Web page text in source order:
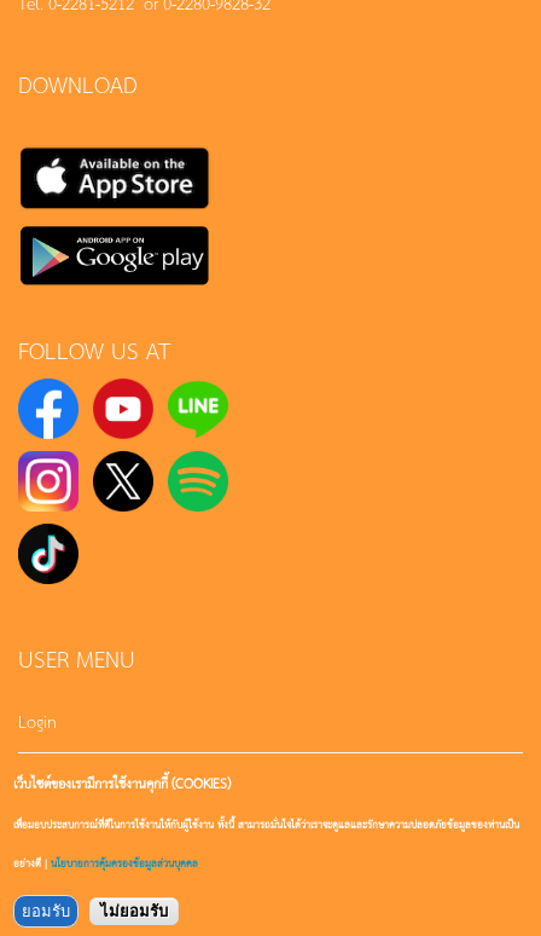
DOWNLOAD
FOLLOW US AT
USER MENU
Login
Sign up
User account
เว็บไซต์ของเรามีการใช้งานคุกกี้ (COOKIES)
เพื่อมอบประสบการณ์ที่ดีในการใช้งานให้กับผู้ใช้งาน ทั้งนี้ สามารถมั่นใจได้ว่าเราจะดูแลและรักษาความปลอดภัยข้อมูลของท่านเป็น
อย่างดี |นโยบายการคุ้มครองข้อมูลส่วนบุคคล
ยอมรับ ไม่ยอมรับ